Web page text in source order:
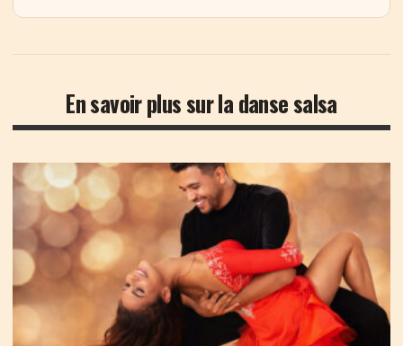
En savoir plus sur la danse salsa